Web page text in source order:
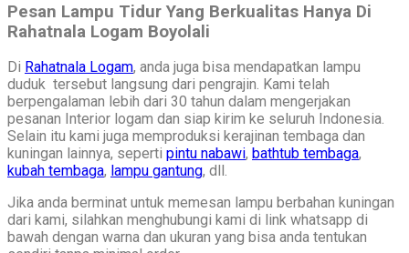
Pesan Lampu Tidur Yang Berkualitas Hanya Di
Rahatnala Logam Boyolali
Di Rahatnala Logam, anda juga bisa mendapatkan lampu
duduk tersebut langsung dari pengrajin. Kami telah
berpengalaman lebih dari 30 tahun dalam mengerjakan
pesanan Interior logam dan siap kirim ke seluruh Indonesia.
Selain itu kami juga memproduksi kerajinan tembaga dan
kuningan lainnya, seperti pintu nabawi, bathtub tembaga,
kubah tembaga, lampu gantung, dll.
Jika anda berminat untuk memesan lampu berbahan kuningan
dari kami, silahkan menghubungi kami di link whatsapp di
bawah dengan warna dan ukuran yang bisa anda tentukan